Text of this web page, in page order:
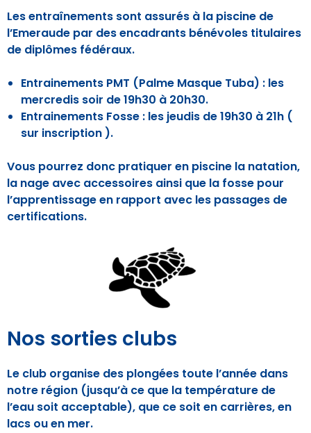
Les entraînements sont assurés à la piscine de
l’Emeraude par des encadrants bénévoles titulaires
de diplômes fédéraux.
Entrainements PMT (Palme Masque Tuba) : les
mercredis soir de 19h30 à 20h30.
Entrainements Fosse : les jeudis de 19h30 à 21h (
sur inscription ).
Vous pourrez donc pratiquer en piscine la natation,
la nage avec accessoires ainsi que la fosse pour
l’apprentissage en rapport avec les passages de
certifications.
Nos sorties clubs
Le club organise des plongées toute l’année dans
notre région (jusqu’à ce que la température de
l’eau soit acceptable), que ce soit en carrières, en
lacs ou en mer.